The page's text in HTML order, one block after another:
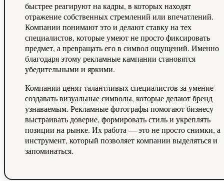
быстрее реагируют на кадры, в которых находят
отражение собственных стремлений или впечатлений.
Компании понимают это и делают ставку на тех
специалистов, которые умеют не просто фиксировать
предмет, а превращать его в символ ощущений. Именно
благодаря этому рекламные кампании становятся
убедительными и яркими.
Компании ценят талантливых специалистов за умение
создавать визуальные символы, которые делают бренд
узнаваемым. Рекламные фотографы помогают бизнесу
выстраивать доверие, формировать стиль и укреплять
позиции на рынке. Их работа — это не просто снимки, а
инструмент, который позволяет компании выделяться и
запоминаться.